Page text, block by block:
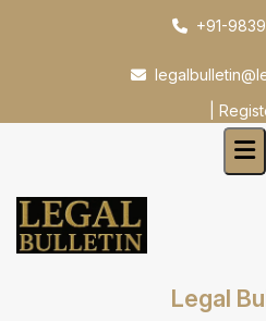
+91-
Legal